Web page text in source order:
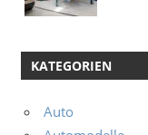
KATEGORIEN
Auto